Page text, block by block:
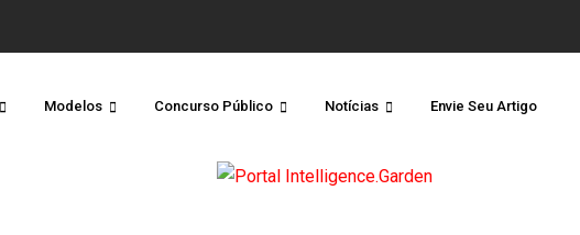
Modelos Concurso Público Notícias Envie Seu Artigo